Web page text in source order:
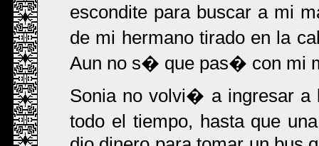
escondite para buscar a mi
de mi hermano tirado en la
Aun no s� que pas� con mi
Sonia no volvi� a ingresar a
todo el tiempo, hasta que